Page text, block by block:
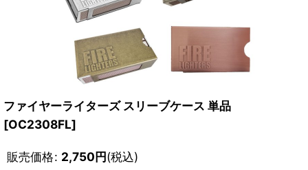
ファイヤーライターズ スリーブケース 単品
[OC2308FL]
販売価格: 2,750円(税込)